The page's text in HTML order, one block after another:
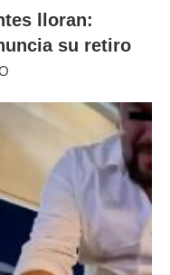
lloran:
su retiro